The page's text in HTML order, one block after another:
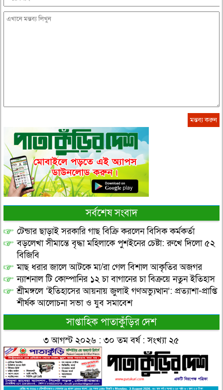
সর্বশেষ সংবাদ
টেন্ডার ছাড়াই সরকারি গাছ বিক্রি করলেন বিসিক কর্মকর্তা
বড়লেখা সীমান্তে বৃদ্ধা মহিলাকে পুশইনের চেষ্টা: রুখে দিলো ৫২
বিজিবি
মাছ ধরার জালে আটকে মা/রা গেল বিশাল আকৃতির অজগর
ন্যাশনাল টি কোম্পানির ১২ চা বাগানের চা বিক্রয়ে নতুন ইতিহাস
শ্রীমঙ্গলে ‘ইতিহাসের আয়নায় জুলাই গণঅভ্যুত্থান’: প্রত্যাশা-প্রাপ্তি
শীর্ষক আলোচনা সভা ও যুব সমাবেশ
সাপ্তাহিক পাতাকুঁড়ির দেশ
৩ আগস্ট ২০২৬ : ৩০ তম বর্ষ : সংখ্যা ২৫